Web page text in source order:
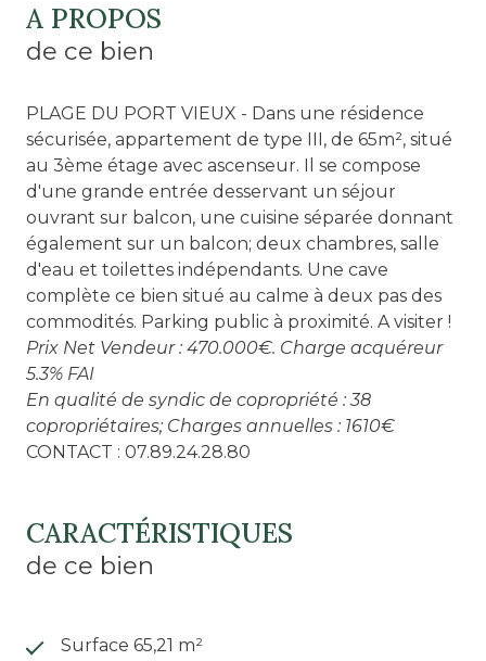
A PROPOS
de ce bien
PLAGE DU PORT VIEUX - Dans une résidence
sécurisée, appartement de type III, de 65m², situé
au 3ème étage avec ascenseur. Il se compose
d'une grande entrée desservant un séjour
ouvrant sur balcon, une cuisine séparée donnant
également sur un balcon; deux chambres, salle
d'eau et toilettes indépendants. Une cave
complète ce bien situé au calme à deux pas des
commodités. Parking public à proximité. A visiter !
Prix Net Vendeur : 470.000€. Charge acquéreur
5.3% FAI
En qualité de syndic de copropriété : 38
copropriétaires; Charges annuelles : 1610€
CONTACT : 07.89.24.28.80
CARACTÉRISTIQUES
de ce bien
Surface 65,21 m²